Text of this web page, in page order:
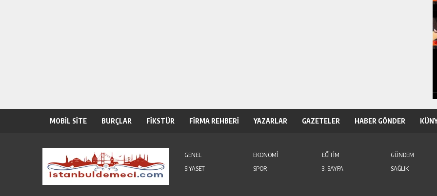
MOBİL SİTE BURÇLAR FİKSTÜR FİRMA REHBERİ YAZARLAR GAZETELER HABER GÖNDER
GENEL EKONOMİ EĞİTİM GÜNDEM
SİYASET
SPOR 3. SAYFA SAĞLIK